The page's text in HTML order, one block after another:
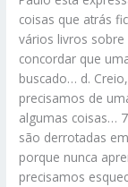
coisas que atrás
vários livros sobre
concordar que
buscado… d.
precisamos de
algumas coisas…
são derrotadas
porque nunca
precisamos